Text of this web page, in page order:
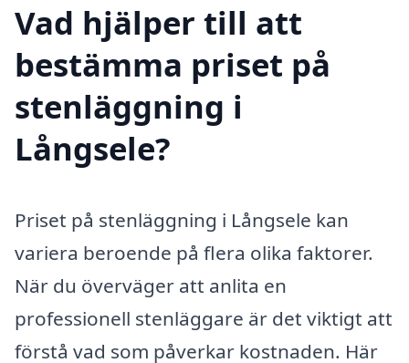
Vad hjälper till att
bestämma priset på
stenläggning i
Långsele?
Priset på stenläggning i Långsele kan
variera beroende på flera olika faktorer.
När du överväger att anlita en
professionell stenläggare är det viktigt att
förstå vad som påverkar kostnaden. Här